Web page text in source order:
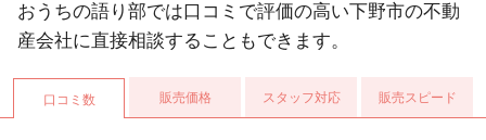
おうちの語り部では口コミで評価の高い下野市の不動
産会社に直接相談することもできます。
口コミ数 販売価格 スタッフ対応 販売スピード